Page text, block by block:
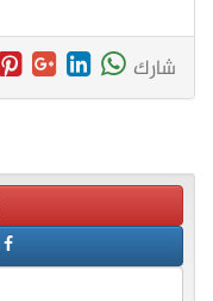
شارك